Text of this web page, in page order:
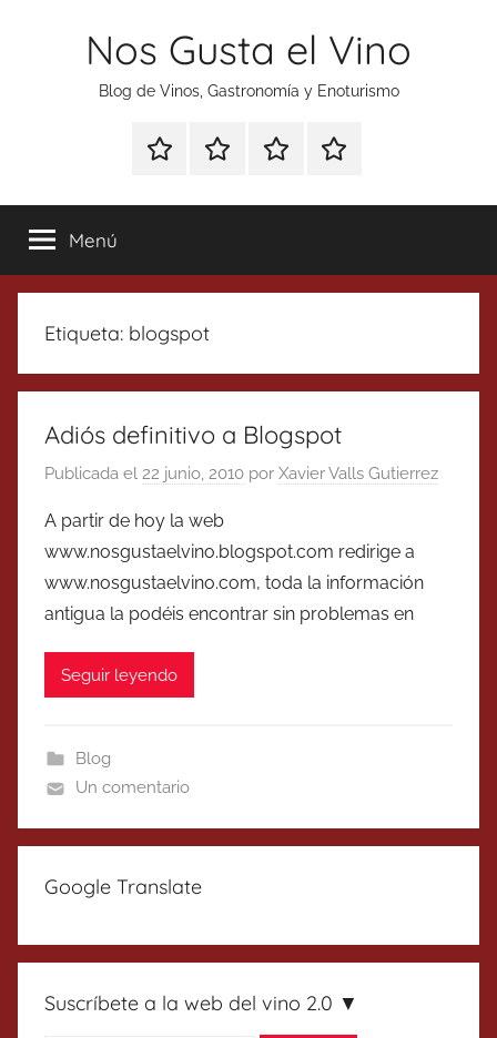
Nos Gusta el Vino
Blog de Vinos, Gastronomía y Enoturismo
Especial
Tonics
Enoturismo
Gastronomía
RankingContacto
Menú
Etiqueta: blogspot
Adiós definitivo a Blogspot
Publicada el 22 junio, 2010 por Xavier Valls Gutierrez
A partir de hoy la web
www.nosgustaelvino.blogspot.com redirige a
www.nosgustaelvino.com, toda la información
antigua la podéis encontrar sin problemas en
Seguir leyendo
Blog
Un comentario
Google Translate
Suscríbete a la web del vino 2.0 ▼